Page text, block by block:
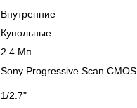
Внутренние
Купольные
2.4 Мп
Sony Progressive Scan CMOS
1/2.7"